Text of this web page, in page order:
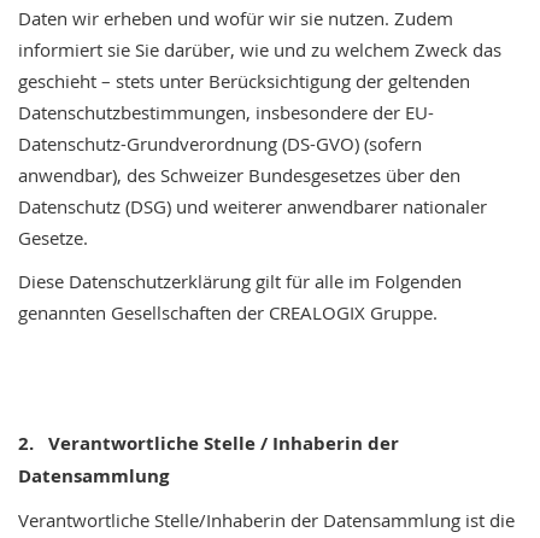
Daten wir erheben und wofür wir sie nutzen. Zudem
informiert sie Sie darüber, wie und zu welchem Zweck das
geschieht – stets unter Berücksichtigung der geltenden
Datenschutzbestimmungen, insbesondere der EU-
Datenschutz-Grundverordnung (DS-GVO) (sofern
anwendbar), des Schweizer Bundesgesetzes über den
Datenschutz (DSG) und weiterer anwendbarer nationaler
Gesetze.
Diese Datenschutzerklärung gilt für alle im Folgenden
genannten Gesellschaften der CREALOGIX Gruppe.
2. Verantwortliche Stelle / Inhaberin der
Datensammlung
Verantwortliche Stelle/Inhaberin der Datensammlung ist die